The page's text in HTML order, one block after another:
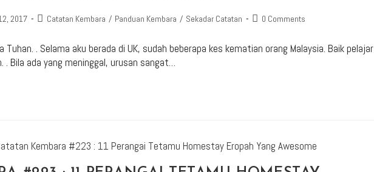
2017 Catatan Kembara / Panduan Kembara / Sekadar Catatan 0 Comments
Tuhan. . Selama aku berada di UK, sudah beberapa kes kematian orang Malaysia. Baik pelajar
. Bila ada yang meninggal, urusan sangat…